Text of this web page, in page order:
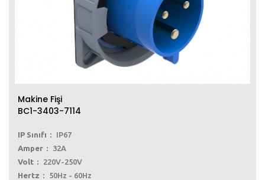
Makine Fişi
BC1-3403-7114
IP Sınıfı
IP67
Amper
32A
Volt
220V-250V
Hertz
50Hz - 60Hz